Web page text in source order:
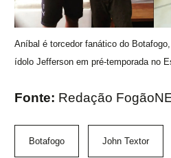
Aníbal é torcedor fanático do
ídolo Jefferson em pré-temporada no
Fonte: Redação
Botafogo John Textor